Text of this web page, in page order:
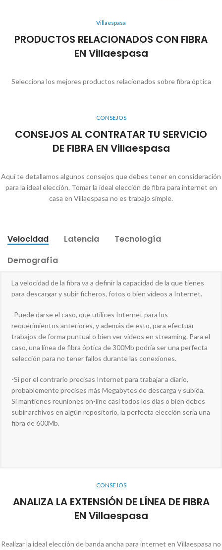
Villaespasa
PRODUCTOS RELACIONADOS CON FIBRA
EN Villaespasa
Selecciona los mejores productos relacionados sobre fibra óptica
CONSEJOS
CONSEJOS AL CONTRATAR TU SERVICIO
DE FIBRA EN Villaespasa
Aquí te detallamos algunos consejos que debes tener en consideración
para la ideal elección. Tomar la ideal elección de fibra para internet en
casa en Villaespasa no es trabajo simple.
Velocidad Latencia
Tecnología
Demografía
La velocidad de la fibra va a definir la capacidad de la que tienes
para descargar y subir ficheros, fotos o bien vídeos a Internet.
-Puede darse el caso, que utilices Internet para los
requerimientos anteriores, y además de esto, para efectuar
trabajos de forma puntual o bien ver videos en streaming. Para el
caso, una línea de fibra óptica de 300Mb podría ser una perfecta
selección para no tener fallos durante las conexiones.
-Si por el contrario precisas Internet para trabajar a diario,
probablemente precises más Megabytes de descarga y subida.
Si mantienes reuniones on-line casi todos los días o bien debes
subir archivos en algún repositorio, la perfecta elección sería una
fibra de 600Mb.
CONSEJOS
ANALIZA LA EXTENSIÓN DE LÍNEA DE FIBRA
EN Villaespasa
Realizar la ideal elección de banda ancha para internet en Villaespasa no